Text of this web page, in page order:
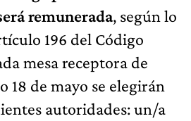
remunerada, según lo
196 del Código
mesa receptora de
18 de mayo se elegirán
autoridades: un/a